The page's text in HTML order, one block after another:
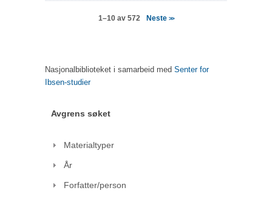
1–10 av 572 Neste >>
Nasjonalbiblioteket i samarbeid med Senter for
Ibsen-studier
Avgrens søket
Materialtyper
År
Forfatter/person